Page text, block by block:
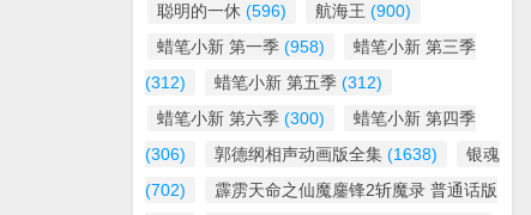
聪明的一休 (596) 航海王 (900)
蜡笔小新 第一季 (958)
蜡笔小新 第三季
(312)
蜡笔小新 第五季 (312)
蜡笔小新 第六季 (300)
蜡笔小新 第四季
(306)
郭德纲相声动画版全集 (1638)
银魂
(702)
霹雳天命之仙魔鏖锋2斩魔录 普通话版